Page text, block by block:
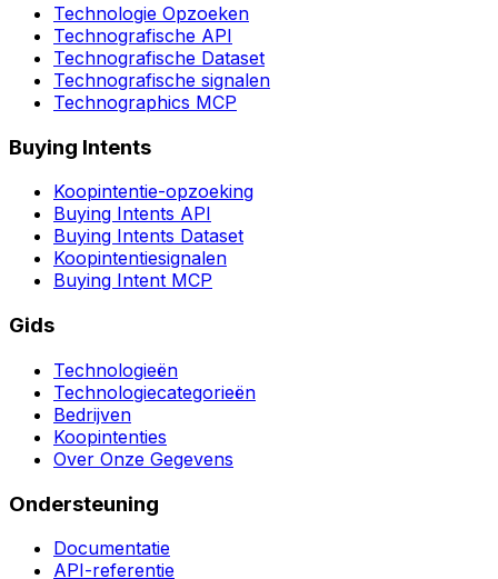
Technologie Opzoeken
Technografische API
Technografische Dataset
Technografische signalen
Technographics MCP
Buying Intents
Koopintentie-opzoeking
Buying Intents API
Buying Intents Dataset
Koopintentiesignalen
Buying Intent MCP
Gids
Technologieën
Technologiecategorieën
Bedrijven
Koopintenties
Over Onze Gegevens
Ondersteuning
Documentatie
API-referentie